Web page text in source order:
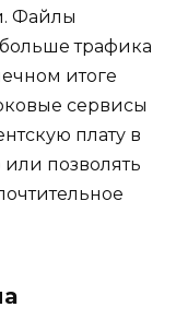
Файлы
трафика
итоге
сервисы
плату в
или позволять